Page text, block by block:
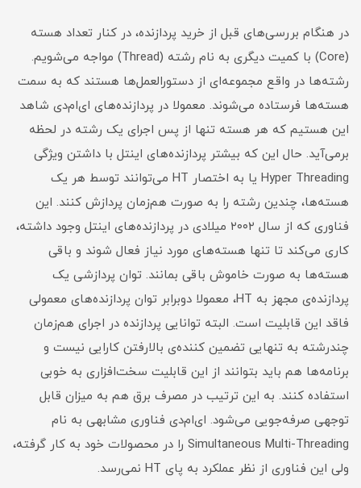
در هنگام بررسی‌های قبل از خرید پردازنده، در کنار تعداد هسته
(Core) با کمیت دیگری به نام رشته (Thread) مواجه می‌شویم.
رشته‌ها در واقع مجموعه‌ای از دستورالعمل‌ها هستند که به سمت
هسته‌ها فرستاده می‌شوند. معمولا در پردازنده‌های ای‌ام‌دی شاهد
این هستیم که هر هسته تنها از پس اجرای یک رشته در لحظه
برمی‌آید. حال این که بیشتر پردازنده‌های اینتل با داشتن ویژگی
Hyper Threading یا به اختصار HT می‌توانند توسط هر یک
هسته‌ها، چندین رشته را به صورت هم‌زمان پردازش کنند. این
فناوری که از سال ۲۰۰۲ میلادی در پردازنده‌های اینتل وجود داشته،
کاری می‌کند تا تنها هسته‌های مورد نیاز فعال شوند و باقی
هسته‌ها به صورت خاموش باقی بمانند. توان پردازشی یک
پردازنده‌ی مجهز به HT، معمولا دوبرابر توان پردازنده‌‌های معمولی
فاقد این قابلیت است. البته توانایی پردازنده در اجرای هم‌زمان
چندرشته به تنهایی تضمین کننده‌ی بالارفتن کارایی نیست و
برنامه‌ها هم باید بتوانند از این قابلیت سخت‌افزاری به خوبی
استفاده کنند. به این ترتیب در مصرف برق هم به میزان قابل
توجهی صرفه‌جویی می‌شود. ای‌ام‌دی فناوری مشابهی به نام
Simultaneous Multi-Threading را در محصولات خود به کار گرفته،
ولی این فناوری از نظر عملکرد به پای HT نمی‌رسد.